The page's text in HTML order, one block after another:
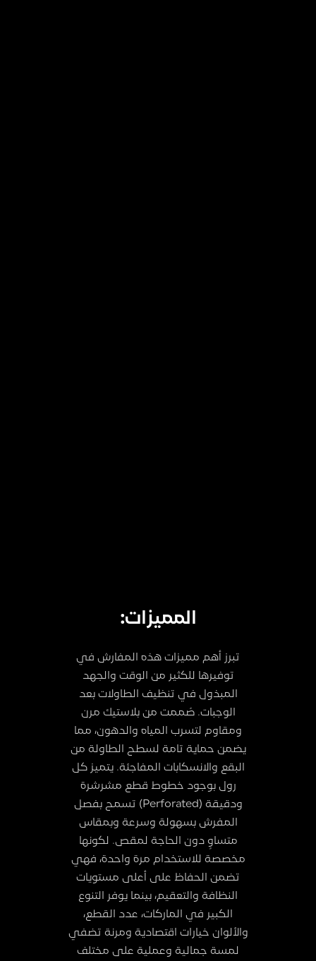
المميزات:
تبرز أهم مميزات هذه المفارش في
توفيرها للكثير من الوقت والجهد
المبذول في تنظيف الطاولات بعد
الوجبات. صُممت من بلاستيك مرن
ومقاوم لتسرب المياه والدهون، مما
يضمن حماية تامة لسطح الطاولة من
البقع والانسكابات المفاجئة. يتميز كل
رول بوجود خطوط قطع مشرشرة
ودقيقة (Perforated) تسمح بفصل
المفرش بسهولة وسرعة وبمقاس
متساوٍ دون الحاجة لمقص. لكونها
مخصصة للاستخدام مرة واحدة، فهي
تضمن الحفاظ على أعلى مستويات
النظافة والتعقيم، بينما يوفر التنوع
الكبير في الماركات، عدد القطع،
والألوان خيارات اقتصادية ومرنة تضفي
لمسة جمالية وعملية على مختلف